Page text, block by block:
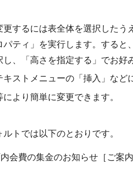
するには表全体を選択したう
ティ」を実行します。すると
、「高さを指定する」でお好
ストメニューの「挿入」など
より簡単に変更できます。
トでは以下のとおりです。
費の集金のお知らせ［ご案内